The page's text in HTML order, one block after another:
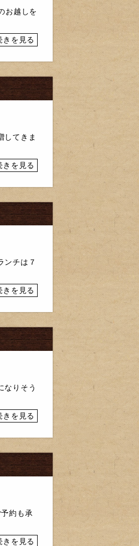
お越しを
きを見る
してきま
きを見る
ンチは７
きを見る
なりそう
きを見る
約も承
きを見る